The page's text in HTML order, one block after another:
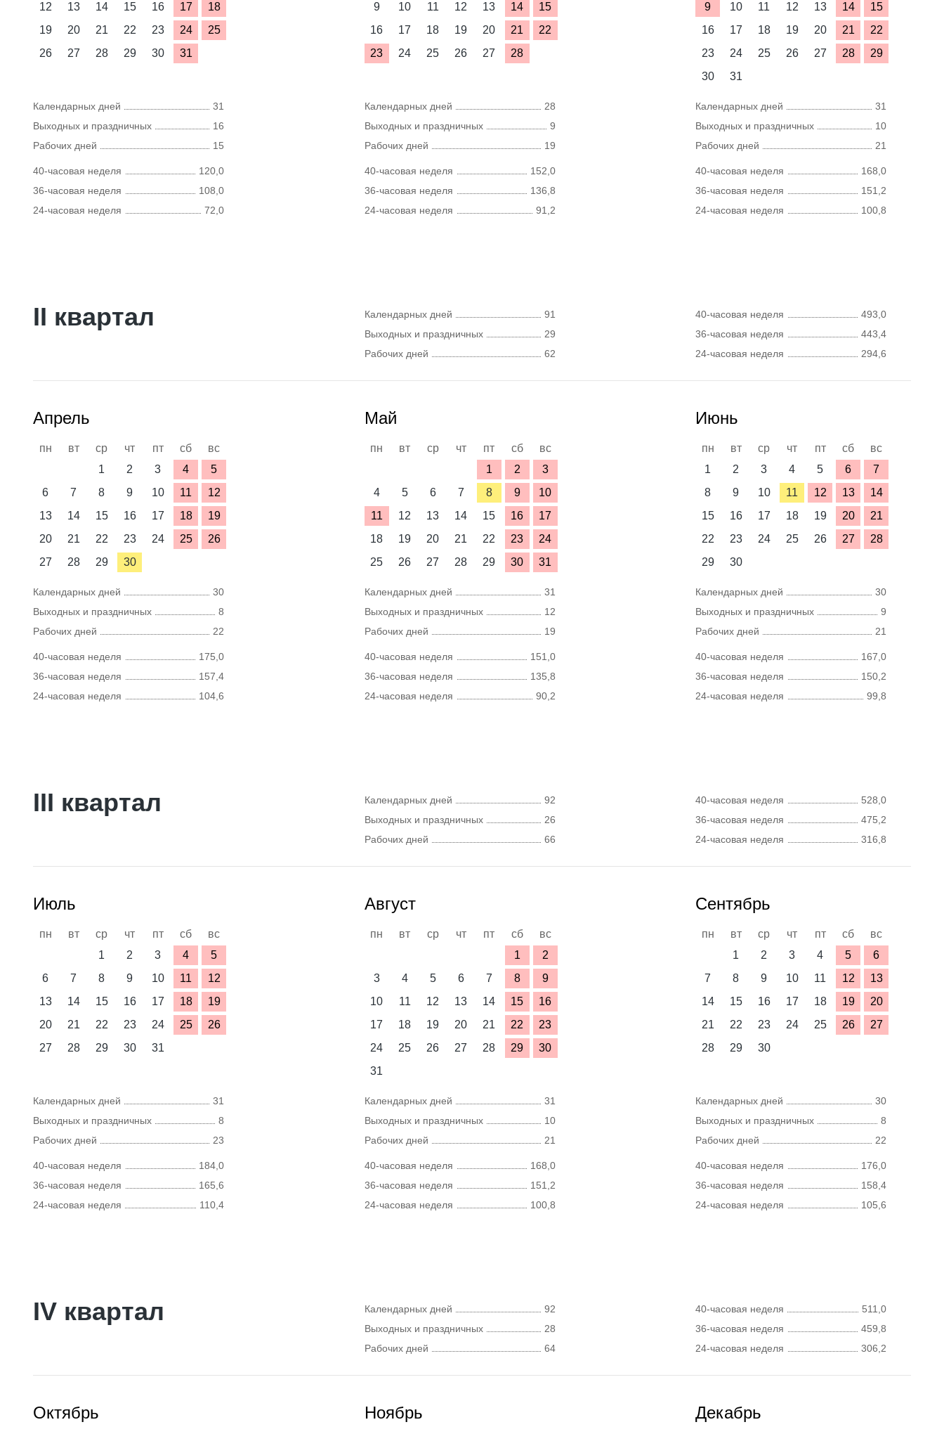
12
13 14 15 16 17
18
19
20 21 22 23 24
25
26
27 28 29 30 31
Календарных дней
31
Выходных и праздничных
16
Рабочих дней
15
40-часовая неделя
120,0
36-часовая неделя
108,0
24-часовая неделя
72,0
9
10 11 12 13 14
15
16
17 18 19 20 21
22
23
24 25 26 27 28
Календарных дней
28
Выходных и праздничных
9
Рабочих дней
19
40-часовая неделя
152,0
36-часовая неделя
136,8
24-часовая неделя
91,2
9
10 11 12 13 14
15
16
17 18 19 20 21
22
23
24 25 26 27 28
29
30
31
Календарных дней
31
Выходных и праздничных
10
Рабочих дней
21
40-часовая неделя
168,0
36-часовая неделя
151,2
24-часовая неделя
100,8
II квартал Календарных дней
91
Выходных и праздничных
29
Рабочих дней
62
40-часовая неделя
493,0
36-часовая неделя
443,4
24-часовая неделя
294,6
Апрель
пн вт ср чт пт сб
вс
1
2 3 4
5
6
7 8 9 10 11
12
13
14 15 16 17 18
19
20
21 22 23 24 25
26
27
28 29 30
Календарных дней
30
Выходных и праздничных
8
Рабочих дней
22
40-часовая неделя
175,0
36-часовая неделя
157,4
24-часовая неделя
104,6
Май
пн вт ср чт пт сб
вс
1
2
3
4
5 6 7 8 9
10
11
12 13 14 15 16
17
18
19 20 21 22 23
24
25
26 27 28 29 30 31
Календарных дней
31
Выходных и праздничных
12
Рабочих дней
19
40-часовая неделя
151,0
36-часовая неделя
135,8
24-часовая неделя
90,2
Июнь
пн вт ср чт пт сб
вс
1
2 3 4 5 6
7
8
9 10 11 12 13
14
15
16 17 18 19 20
21
22
23 24 25 26 27
28
29
30
Календарных дней
30
Выходных и праздничных
9
Рабочих дней
21
40-часовая неделя
167,0
36-часовая неделя
150,2
24-часовая неделя
99,8
III квартал Календарных дней
92
Выходных и праздничных
26
Рабочих дней
66
40-часовая неделя
528,0
36-часовая неделя
475,2
24-часовая неделя
316,8
Июль
пн вт ср чт пт сб
вс
1
2 3 4
5
6
7 8 9 10 11
12
13
14 15 16 17 18
19
20
21 22 23 24 25
26
27
28 29 30 31
Календарных дней
31
Выходных и праздничных
8
Рабочих дней
23
40-часовая неделя
184,0
36-часовая неделя
165,6
24-часовая неделя
110,4
Август
пн вт ср чт пт сб
вс
1
2
3
4 5 6 7 8
9
10
11 12 13 14 15
16
17
18 19 20 21 22
23
24
25 26 27 28 29
30
31
Календарных дней
31
Выходных и праздничных
10
Рабочих дней
21
40-часовая неделя
168,0
36-часовая неделя
151,2
24-часовая неделя
100,8
Сентябрь
пн вт ср чт пт сб
вс
1
2 3 4 5
6
7
8 9 10 11 12
13
14
15 16 17 18 19
20
21
22 23 24 25 26
27
28
29 30
Календарных дней
30
Выходных и праздничных
8
Рабочих дней
22
40-часовая неделя
176,0
36-часовая неделя
158,4
24-часовая неделя
105,6
IV квартал Календарных дней
92
Выходных и праздничных
28
Рабочих дней
64
40-часовая неделя
511,0
36-часовая неделя
459,8
24-часовая неделя
306,2
Октябрь Ноябрь Декабрь